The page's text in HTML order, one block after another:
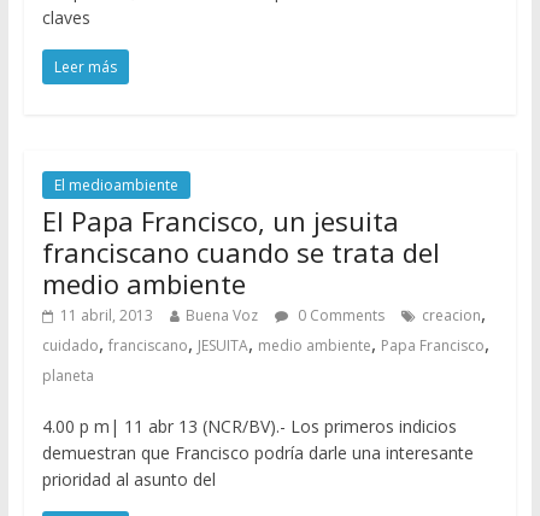
claves
Leer más
El medioambiente
El Papa Francisco, un jesuita
franciscano cuando se trata del
medio ambiente
11 abril, 2013 Buena Voz 0 Comments creacion,
cuidado, franciscano, JESUITA, medio ambiente, Papa Francisco,
planeta
4.00 p m| 11 abr 13 (NCR/BV).- Los primeros indicios
demuestran que Francisco podría darle una interesante
prioridad al asunto del